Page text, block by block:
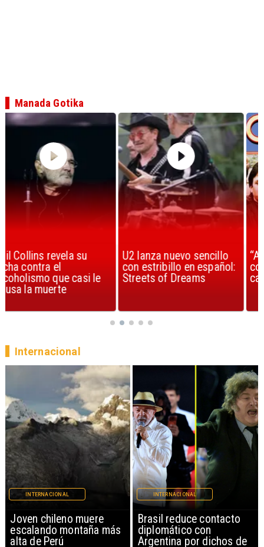
U2 lanza nuevo sencillo
con estribillo en español:
Streets of Dreams
“Africa” de Toto es
considerada la mejor
canción, según la ciencia
Manada Gotika
Brasil reduce contacto
diplomático con
Argentina por dichos de
INTERNACIONAL
China restringe
exportación de drones a
EEUU y sanciona
INTERNACIONAL
Internacional